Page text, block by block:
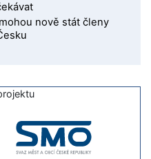
nově stát členy